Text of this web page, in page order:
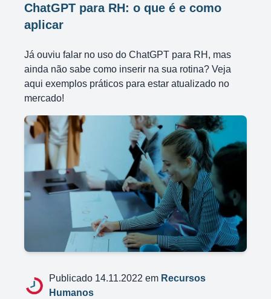
ChatGPT para RH: o que é e como
aplicar
Já ouviu falar no uso do ChatGPT para RH, mas
ainda não sabe como inserir na sua rotina? Veja
aqui exemplos práticos para estar atualizado no
mercado!
Publicado 14.11.2022 em Recursos
Humanos